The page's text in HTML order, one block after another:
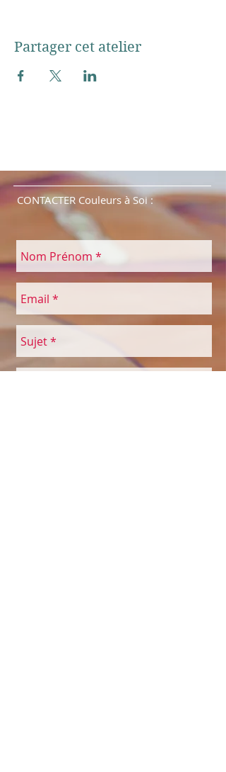
Partager cet atelier
CONTACTER Couleurs à Soi :